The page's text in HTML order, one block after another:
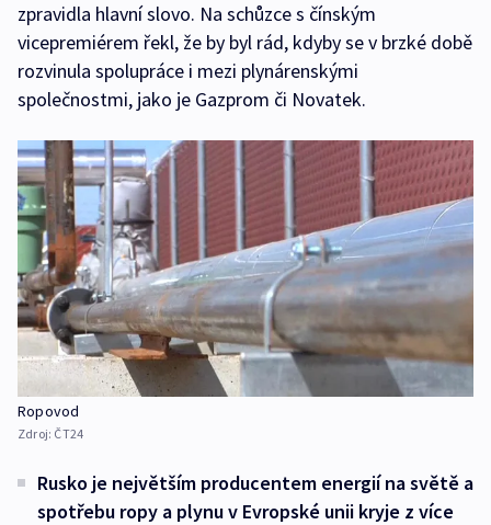
zpravidla hlavní slovo. Na schůzce s čínským
vicepremiérem řekl, že by byl rád, kdyby se v brzké době
rozvinula spolupráce i mezi plynárenskými
společnostmi, jako je Gazprom či Novatek.
Ropovod
Zdroj: ČT24
Rusko je největším producentem energií na světě a
spotřebu ropy a plynu v Evropské unii kryje z více